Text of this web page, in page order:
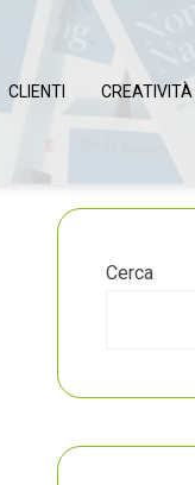
CLIENTI CREATIVITÀ
Cerca